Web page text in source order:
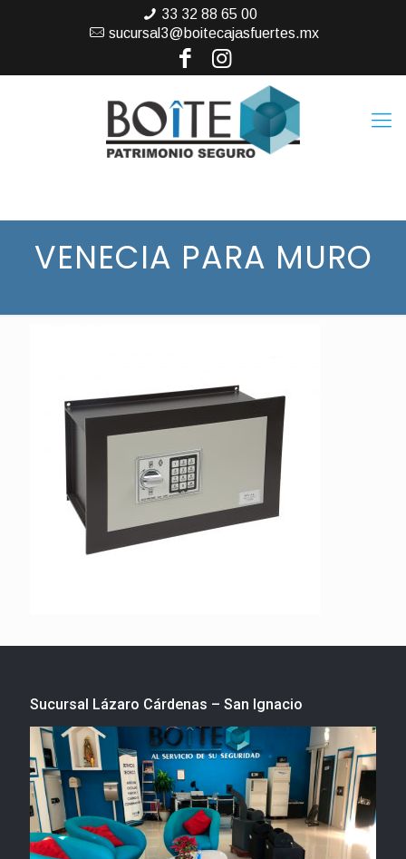
33 32 88 65 00
sucursal3@boitecajasfuertes.mx
VENECIA PARA MURO
Sucursal Lázaro Cárdenas – San Ignacio